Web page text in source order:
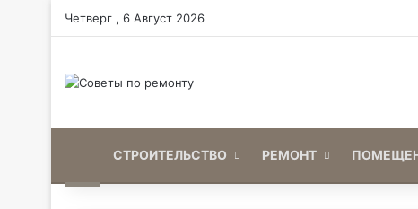
Четверг , 6 Август 2026
HomeСТРОИТЕЛЬСТВО РЕМОНТ